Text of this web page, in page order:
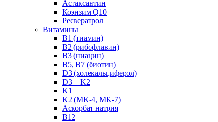
Астаксантин
Коэнзим Q10
Ресвератрол
Витамины
B1 (тиамин)
B2 (рибофлавин)
B3 (ниацин)
B5, B7 (биотин)
D3 (холекальциферол)
D3 + K2
K1
K2 (MK-4, MK-7)
Аскорбат натрия
В12